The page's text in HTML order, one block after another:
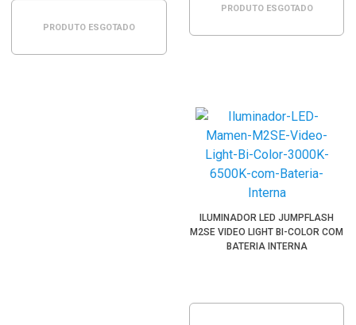
PRODUTO ESGOTADO
PRODUTO ESGOTADO
ILUMINADOR LED JUMPFLASH
M2SE VIDEO LIGHT BI-COLOR COM
BATERIA INTERNA